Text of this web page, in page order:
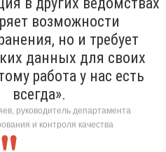
возможности
но и требует
данных для своих
работа у нас есть
всегда».
руководитель департамента
и контроля качества